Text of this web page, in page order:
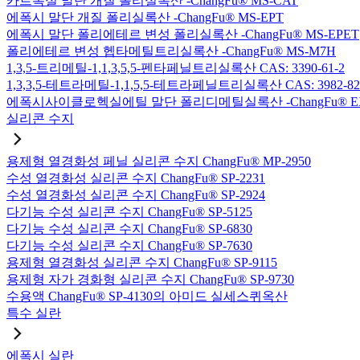
에폭시 말단 개질 폴리실록산 -ChangFu® MS-EPT
에폭시 말단 폴리에테르 변성 폴리실록산 -ChangFu® MS-EPET
폴리에테르 변성 헵타메틸트리실록산 -ChangFu® MS-M7H
1,3,5-트리메틸-1,1,3,5,5-펜타페닐트리실록산 CAS: 3390-61-2
1,3,3,5-테트라메틸-1,1,5,5-테트라페닐트리실록산 CAS: 3982-
에폭시사이클로헥실에틸 말단 폴리디메틸실록산 -ChangFu®
실리콘 수지
용제형 열경화성 페닐 실리콘 수지 ChangFu® MP-2950
수성 열경화성 실리콘 수지 ChangFu® SP-2231
수성 열경화성 실리콘 수지 ChangFu® SP-2924
다기능 수성 실리콘 수지 ChangFu® SP-5125
다기능 수성 실리콘 수지 ChangFu® SP-6830
다기능 수성 실리콘 수지 ChangFu® SP-7630
용제형 열경화성 실리콘 수지 ChangFu® SP-9115
용제형 자가 경화형 실리콘 수지 ChangFu® SP-9730
수용액 ChangFu® SP-4130의 아미드 실세스퀴옥산
특수 실란
에폭시 실란